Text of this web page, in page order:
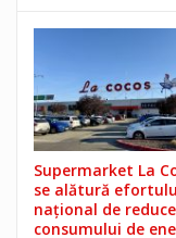
Supermarket La
se alătură
național de
consumului de